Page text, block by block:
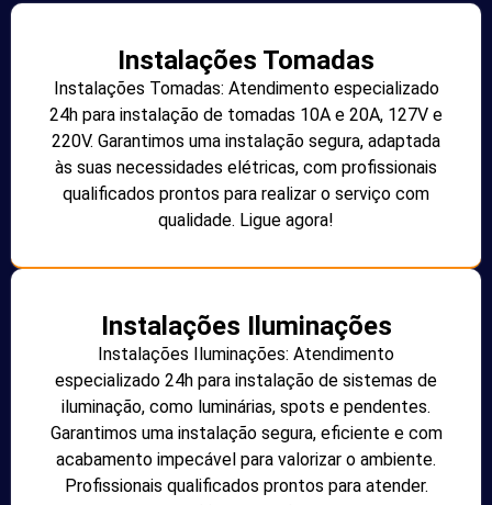
Instalações Tomadas
Instalações Tomadas: Atendimento especializado
24h para instalação de tomadas 10A e 20A, 127V e
220V. Garantimos uma instalação segura, adaptada
às suas necessidades elétricas, com profissionais
qualificados prontos para realizar o serviço com
qualidade. Ligue agora!
Instalações Iluminações
Instalações Iluminações: Atendimento
especializado 24h para instalação de sistemas de
iluminação, como luminárias, spots e pendentes.
Garantimos uma instalação segura, eficiente e com
acabamento impecável para valorizar o ambiente.
Profissionais qualificados prontos para atender.